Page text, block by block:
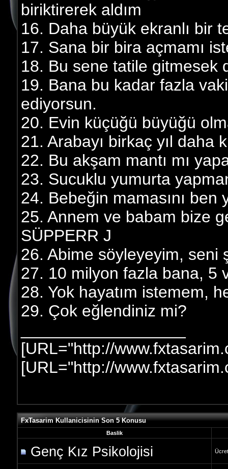
biriktirerek aldım
16. Daha büyük ekranlı bir
17. Sana bir bira açmamı
18. Bu sene tatile gitmesek
19. Bana bu kadar fazla
ediyorsun.
20. Evin küçüğü büyüğü
21. Arabayı birkaç yıl daha
22. Bu akşam mantı mı
23. Sucuklu yumurta
24. Bebeğin mamasını ben
25. Annem ve babam bize
SÜPPERR J
26. Abime söyleyeyim, seni
27. 10 milyon fazla bana, 5
28. Yok hayatım istemem,
29. Çok eğlendiniz mi?
[URL="http://
[URL="http://
FxTasarim Kullanicisinin Son 5 Konusu
Baslik
Genç Kız Psikolojisi